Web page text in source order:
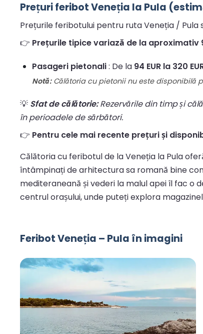
Prețuri feribot Veneția la Pula
Prețurile feribotului pentru ruta Veneția /
👉 Prețurile tipice variază de la aproximativ
Pasageri pietonali: De la 94 EUR la 320
Notă:Călătoria cu pietonii nu este disponibilă
💡 Sfat de călătorie:Rezervările din timp și
în perioadele de sărbători.
👉 Pentru cele mai recente prețuri și
Călătoria cu feribotul de la Veneția la Pula
întâmpinați de arhitectura sa romană bine
mediteraneană și vederi la malul apei îl fac o
centrul orașului, unde puteți explora
Feribot Veneția – Pula în imagini